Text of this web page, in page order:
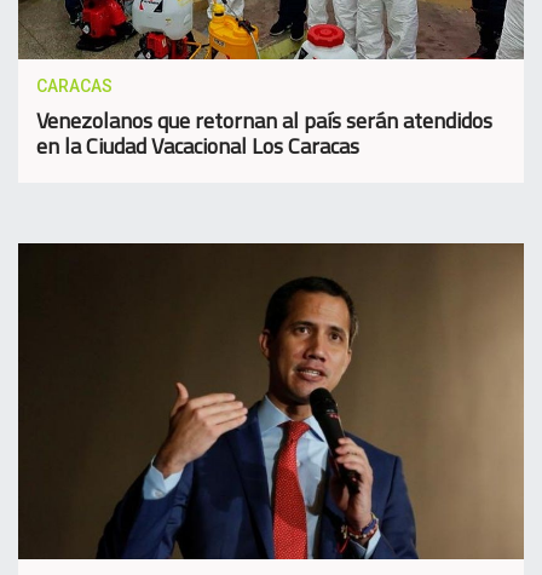
CARACAS
Venezolanos que retornan al país serán atendidos
en la Ciudad Vacacional Los Caracas